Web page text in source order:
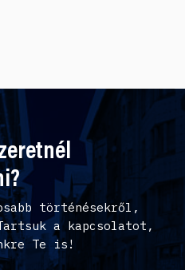
történésekről,
a kapcsolatot,
Te is!